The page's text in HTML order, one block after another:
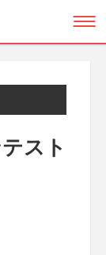
スト